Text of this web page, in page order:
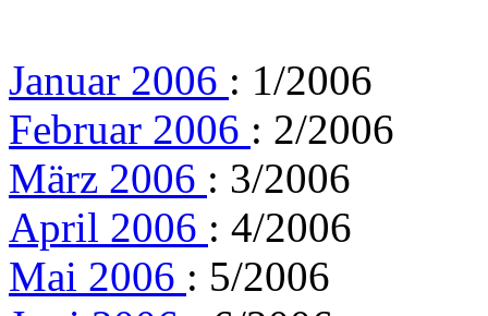
Januar 2006 : 1/2006
Februar 2006 : 2/2006
März 2006 : 3/2006
April 2006 : 4/2006
Mai 2006 : 5/2006